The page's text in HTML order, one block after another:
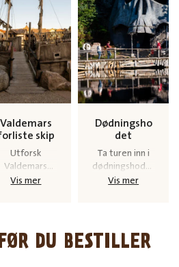
Valdemars
skip
Utforsk
Valdemars
forliste skip,
Vis mer
Dødningsho
det
Ta turen inn i
dødningshodet
i
Vis mer
DU BESTILLER